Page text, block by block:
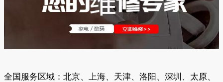
全国服务区域：北京、上海、天津、洛阳、深圳、太原、